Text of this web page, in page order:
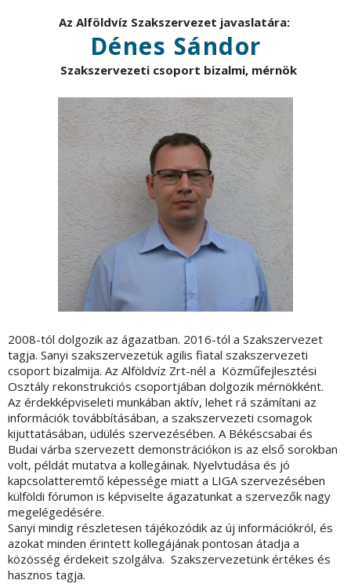
Az Alföldvíz Szakszervezet javaslatára:
Dénes Sándor
Szakszervezeti csoport bizalmi, mérnök
2008-tól dolgozik az ágazatban. 2016-tól a Szakszervezet
tagja. Sanyi szakszervezetük agilis fiatal szakszervezeti
csoport bizalmija. Az Alföldvíz Zrt-nél a Közműfejlesztési
Osztály rekonstrukciós csoportjában dolgozik mérnökként.
Az érdekképviseleti munkában aktív, lehet rá számítani az
információk továbbításában, a szakszervezeti csomagok
kijuttatásában, üdülés szervezésében. A Békéscsabai és
Budai várba szervezett demonstrációkon is az első sorokban
volt, példát mutatva a kollegáinak. Nyelvtudása és jó
kapcsolatteremtő képessége miatt a LIGA szervezésében
külföldi fórumon is képviselte ágazatunkat a szervezők nagy
megelégedésére.
Sanyi mindig részletesen tájékozódik az új információkról, és
azokat minden érintett kollegájának pontosan átadja a
közösség érdekeit szolgálva. Szakszervezetünk értékes és
hasznos tagja.